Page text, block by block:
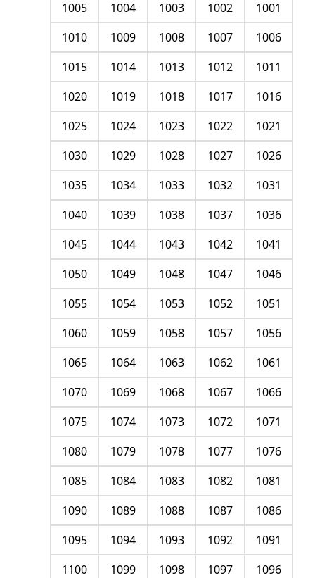
1001
1002
1003
1004
1005
1006
1007
1008
1009
1010
1011
1012
1013
1014
1015
1016
1017
1018
1019
1020
1021
1022
1023
1024
1025
1026
1027
1028
1029
1030
1031
1032
1033
1034
1035
1036
1037
1038
1039
1040
1041
1042
1043
1044
1045
1046
1047
1048
1049
1050
1051
1052
1053
1054
1055
1056
1057
1058
1059
1060
1061
1062
1063
1064
1065
1066
1067
1068
1069
1070
1071
1072
1073
1074
1075
1076
1077
1078
1079
1080
1081
1082
1083
1084
1085
1086
1087
1088
1089
1090
1091
1092
1093
1094
1095
1096
1097
1098
1099
1100